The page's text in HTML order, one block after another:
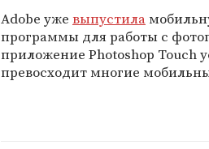
Adobe уже выпустила
программы для работы с
приложение Photoshop Touch
превосходит многие